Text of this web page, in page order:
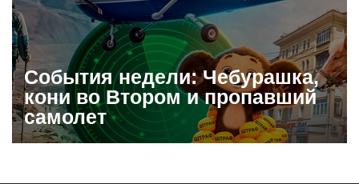
События недели: Чебурашка,
кони во Втором и пропавший
самолет